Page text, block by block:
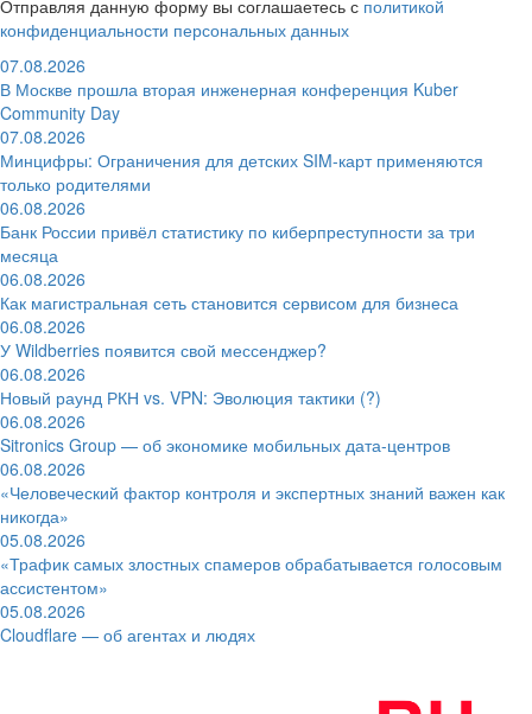
Отправляя данную форму вы соглашаетесь с политикой
конфиденциальности персональных данных
07.08.2026
В Москве прошла вторая инженерная конференция Kuber
Community Day
07.08.2026
Минцифры: Ограничения для детских SIM-карт применяются
только родителями
06.08.2026
Банк России привёл статистику по киберпреступности за три
месяца
06.08.2026
Как магистральная сеть становится сервисом для бизнеса
06.08.2026
У Wildberries появится свой мессенджер?
06.08.2026
Новый раунд РКН vs. VPN: Эволюция тактики (?)
06.08.2026
Sitronics Group — об экономике мобильных дата-центров
06.08.2026
«Человеческий фактор контроля и экспертных знаний важен как
никогда»
05.08.2026
«Трафик самых злостных спамеров обрабатывается голосовым
ассистентом»
05.08.2026
Cloudflare — об агентах и людях